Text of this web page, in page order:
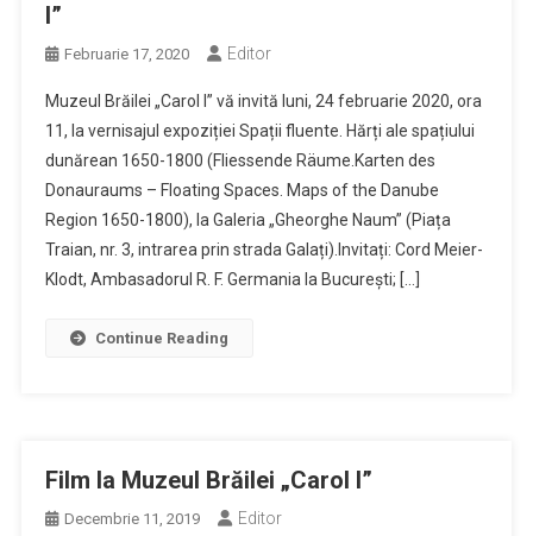
I”
Februarie 17, 2020 Editor
Muzeul Brăilei „Carol I” vă invită luni, 24 februarie 2020, ora
11, la vernisajul expoziției Spații fluente. Hărți ale spațiului
dunărean 1650-1800 (Fliessende Räume.Karten des
Donauraums – Floating Spaces. Maps of the Danube
Region 1650-1800), la Galeria „Gheorghe Naum” (Piața
Traian, nr. 3, intrarea prin strada Galați).Invitați: Cord Meier-
Klodt, Ambasadorul R. F. Germania la București; […]
Continue Reading
Film la Muzeul Brăilei „Carol I”
Decembrie 11, 2019 Editor